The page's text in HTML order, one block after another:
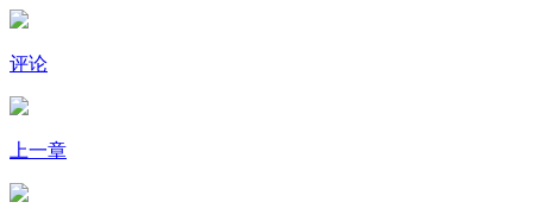
评论
上一章